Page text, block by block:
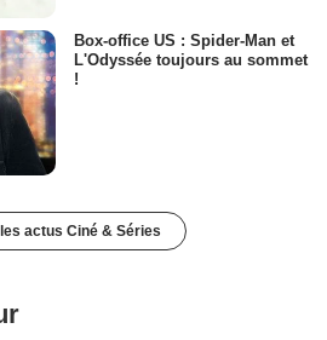
Box-office US : Spider-Man et
L'Odyssée toujours au sommet
!
actus Ciné & Séries